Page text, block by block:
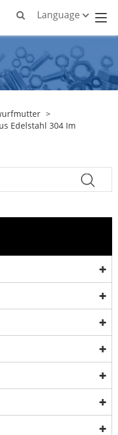
Language
>
Edelstahl 304 Im